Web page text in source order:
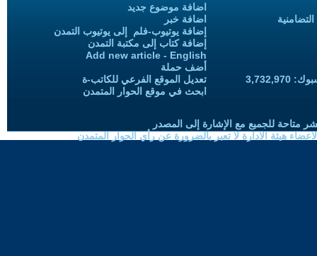
اضافة موضوع جديد
اضافة خبر
إضافة يوتيوب-فلم إلى يوتيوب التمدن
إضافة كتاب إلى مكتبة التمدن
Add new article - English
أضف حملة
تعديل الموقع الفرعي للكاتب-ة
ابحث في موقع الحوار المتمدن
متاحة للجميع مع الإشارة إلى المصدر
هيئة الادارة لا تعبر بالضرورة عن رأي الحوار المتمدن